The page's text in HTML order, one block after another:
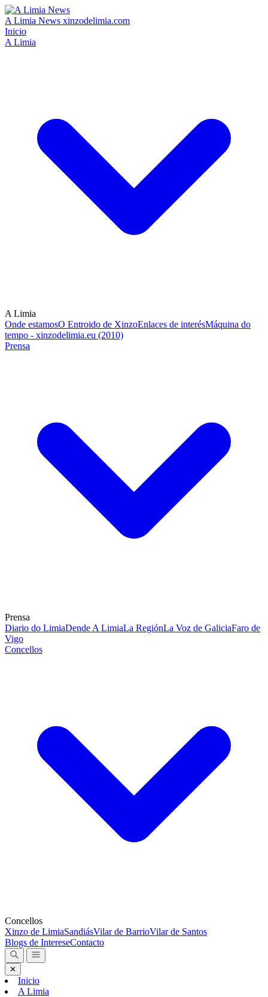
A Limia News xinzodelimia.com
Inicio
A Limia
A Limia
Onde estamosO Entroido de XinzoEnlaces de interésMáquina do
tempo - xinzodelimia.eu (2010)
Prensa
Prensa
Diario do LimiaDende A LimiaLa RegiónLa Voz de GaliciaFaro de
Vigo
Concellos
Concellos
Xinzo de LimiaSandiásVilar de BarrioVilar de Santos
Blogs de IntereseContacto
✕
Inicio
A Limia